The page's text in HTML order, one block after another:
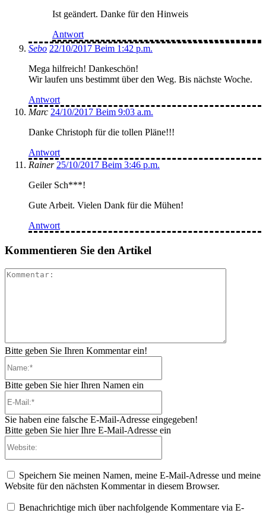
Ist geändert. Danke für den Hinweis
Antwort
Sebo 22/10/2017 Beim 1:42 p.m.
Mega hilfreich! Dankeschön!
Wir laufen uns bestimmt über den Weg. Bis nächste Woche.
Antwort
Marc 24/10/2017 Beim 9:03 a.m.
Danke Christoph für die tollen Pläne!!!
Antwort
Rainer 25/10/2017 Beim 3:46 p.m.
Geiler Sch***!
Gute Arbeit. Vielen Dank für die Mühen!
Antwort
Kommentieren Sie den Artikel
Bitte geben Sie Ihren Kommentar ein!
Bitte geben Sie hier Ihren Namen ein
Sie haben eine falsche E-Mail-Adresse eingegeben!
Bitte geben Sie hier Ihre E-Mail-Adresse ein
Speichern Sie meinen Namen, meine E-Mail-Adresse und meine
Website für den nächsten Kommentar in diesem Browser.
Benachrichtige mich über nachfolgende Kommentare via E-